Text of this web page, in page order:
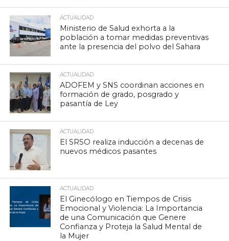
ACTUALIDAD
Ministerio de Salud exhorta a la
población a tomar medidas preventivas
ante la presencia del polvo del Sahara
ACTUALIDAD
ADOFEM y SNS coordinan acciones en
formación de grado, posgrado y
pasantía de Ley
ACTUALIDAD
El SRSO realiza inducción a decenas de
nuevos médicos pasantes
ACTUALIDAD
El Ginecólogo en Tiempos de Crisis
Emocional y Violencia: La Importancia
de una Comunicación que Genere
Confianza y Proteja la Salud Mental de
la Mujer